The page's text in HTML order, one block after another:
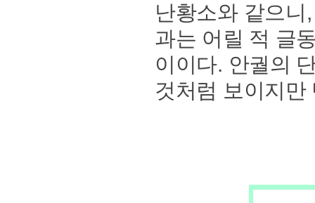
난황소와 같으니
과는 어릴 적 글
이이다. 안궐의
것처럼 보이지만